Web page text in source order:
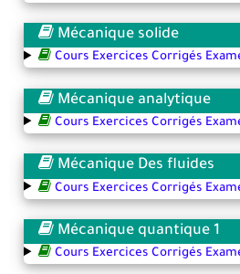
Mécanique solide
Cours Exercices Corrigés
Mécanique analytique
Cours Exercices Corrigés
Mécanique Des fluides
Cours Exercices Corrigés
Mécanique quantique 1
Cours Exercices Corrigés